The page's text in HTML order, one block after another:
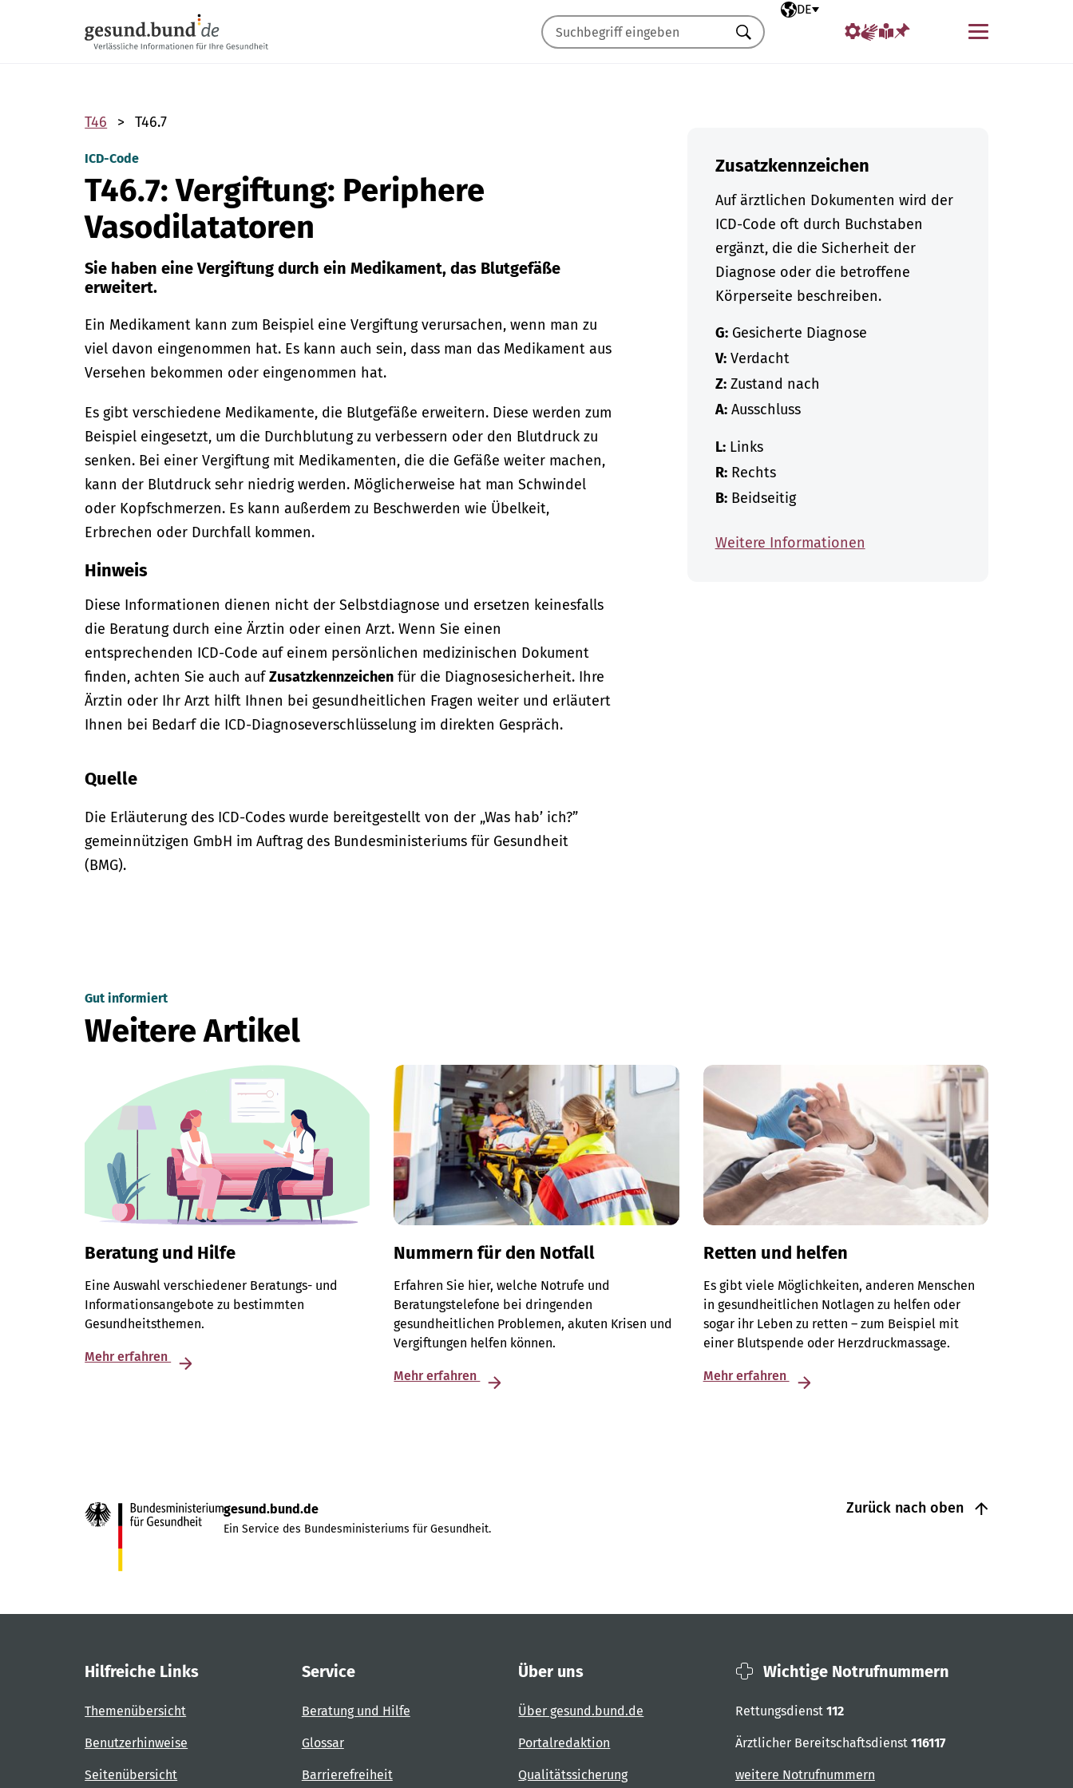
Ausgewählte Sprache
DE
Menü
Suchen
T46 T46.7
ICD-Code
T46.7: Vergiftung: Periphere
Vasodilatatoren
Sie haben eine Vergiftung durch ein Medikament, das Blutgefäße
erweitert.
Ein Medikament kann zum Beispiel eine Vergiftung verursachen, wenn man zu
viel davon eingenommen hat. Es kann auch sein, dass man das Medikament aus
Versehen bekommen oder eingenommen hat.
Es gibt verschiedene Medikamente, die Blutgefäße erweitern. Diese werden zum
Beispiel eingesetzt, um die Durchblutung zu verbessern oder den Blutdruck zu
senken. Bei einer Vergiftung mit Medikamenten, die die Gefäße weiter machen,
kann der Blutdruck sehr niedrig werden. Möglicherweise hat man Schwindel
oder Kopfschmerzen. Es kann außerdem zu Beschwerden wie Übelkeit,
Erbrechen oder Durchfall kommen.
Hinweis
Diese Informationen dienen nicht der Selbstdiagnose und ersetzen keinesfalls
die Beratung durch eine Ärztin oder einen Arzt. Wenn Sie einen
entsprechenden ICD-Code auf einem persönlichen medizinischen Dokument
finden, achten Sie auch aufZusatzkennzeichen für die Diagnosesicherheit. Ihre
Ärztin oder Ihr Arzt hilft Ihnen bei gesundheitlichen Fragen weiter und erläutert
Ihnen bei Bedarf die ICD-Diagnoseverschlüsselung im direkten Gespräch.
Quelle
Die Erläuterung des ICD-Codes wurde bereitgestellt von der „Was hab’ ich?”
gemeinnützigen GmbH im Auftrag des Bundesministeriums für Gesundheit
(BMG).
Zusatzkennzeichen
Auf ärztlichen Dokumenten wird der
ICD-Code oft durch Buchstaben
ergänzt, die die Sicherheit der
Diagnose oder die betroffene
Körperseite beschreiben.
G:Gesicherte Diagnose
V:Verdacht
Z:Zustand nach
A:Ausschluss
L:Links
R:Rechts
B:Beidseitig
Weitere Informationen
Gut informiert
Weitere Artikel
Beratung und Hilfe
Eine Auswahl verschiedener Beratungs- und
Informationsangebote zu bestimmten
Gesundheitsthemen.
Mehr erfahren
Nummern für den Notfall
Erfahren Sie hier, welche Notrufe und
Beratungstelefone bei dringenden
gesundheitlichen Problemen, akuten Krisen und
Vergiftungen helfen können.
Mehr erfahren
Retten und helfen
Es gibt viele Möglichkeiten, anderen Menschen
in gesundheitlichen Notlagen zu helfen oder
sogar ihr Leben zu retten – zum Beispiel mit
einer Blutspende oder Herzdruckmassage.
Mehr erfahren
Zurück nach oben
gesund.bund.de
Ein Service des Bundesministeriums für Gesundheit.
Hilfreiche Links
Themenübersicht
Benutzerhinweise
Seitenübersicht
Service
Beratung und Hilfe
Glossar
Barrierefreiheit
Über uns
Über gesund.bund.de
Portalredaktion
Qualitätssicherung
Wichtige Notrufnummern
Rettungsdienst 112
Ärztlicher Bereitschaftsdienst 116117
weitere Notrufnummern